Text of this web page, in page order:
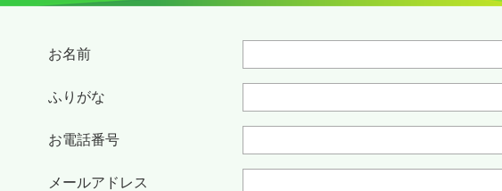
お名前
ふりがな
お電話番号
メールアドレス